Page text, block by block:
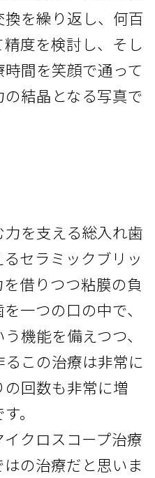
を繰り返し、何百
度を検討し、そし
間を笑顔で通って
結晶となる写真で
を支える総入れ歯
セラミックブリッ
借りつつ粘膜の負
一つの口の中で、
機能を備えつつ、
この治療は非常に
回数も非常に増
。
クロスコープ治療
の治療だと思いま